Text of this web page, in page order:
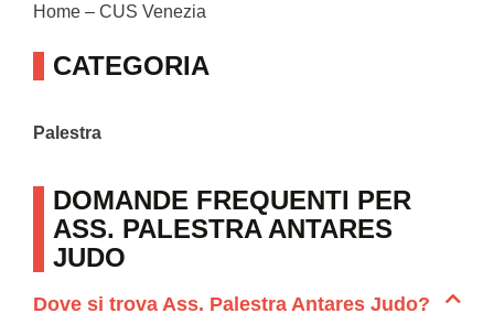
Home – CUS Venezia
CATEGORIA
Palestra
DOMANDE FREQUENTI PER
ASS. PALESTRA ANTARES
JUDO
Dove si trova Ass. Palestra Antares Judo?